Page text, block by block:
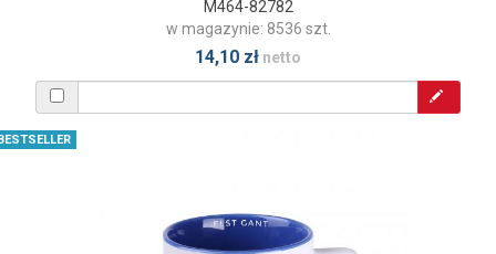
M464-82782
w magazynie: 8536 szt.
14,10 zł netto